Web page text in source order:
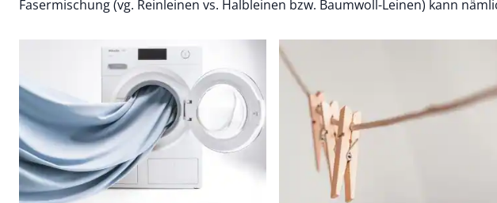
Fasermischung (vg. Reinleinen vs. Halbleinen bzw. Baumwoll-Leinen) kann